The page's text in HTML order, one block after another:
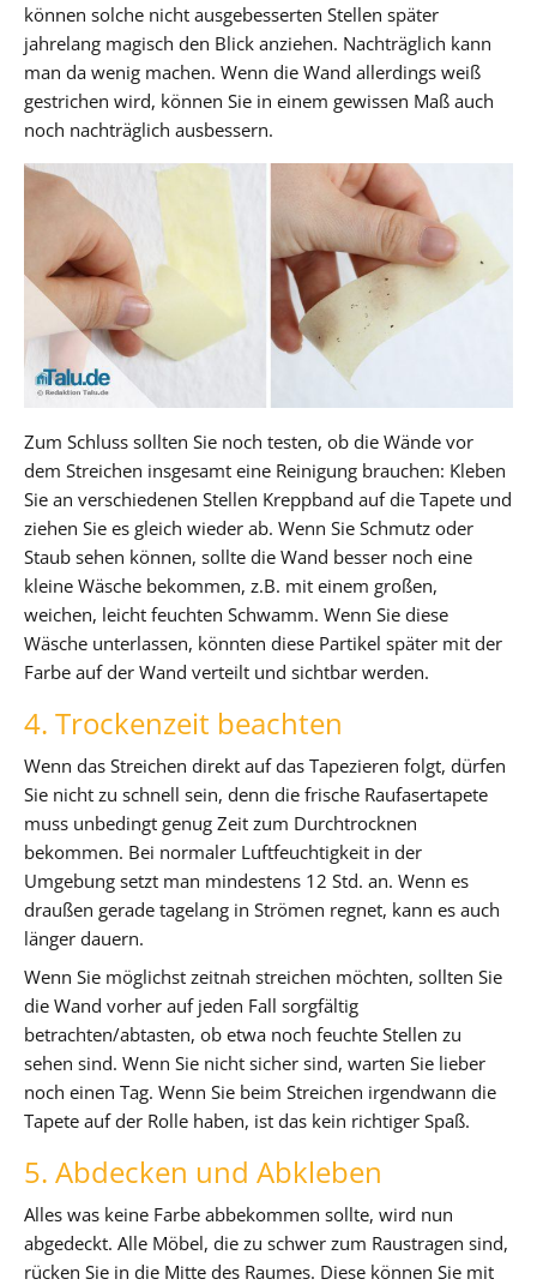
können solche nicht ausgebesserten Stellen später
jahrelang magisch den Blick anziehen. Nachträglich kann
man da wenig machen. Wenn die Wand allerdings weiß
gestrichen wird, können Sie in einem gewissen Maß auch
noch nachträglich ausbessern.
Zum Schluss sollten Sie noch testen, ob die Wände vor
dem Streichen insgesamt eine Reinigung brauchen: Kleben
Sie an verschiedenen Stellen Kreppband auf die Tapete und
ziehen Sie es gleich wieder ab. Wenn Sie Schmutz oder
Staub sehen können, sollte die Wand besser noch eine
kleine Wäsche bekommen, z.B. mit einem großen,
weichen, leicht feuchten Schwamm. Wenn Sie diese
Wäsche unterlassen, könnten diese Partikel später mit der
Farbe auf der Wand verteilt und sichtbar werden.
4. Trockenzeit beachten
Wenn das Streichen direkt auf das Tapezieren folgt, dürfen
Sie nicht zu schnell sein, denn die frische Raufasertapete
muss unbedingt genug Zeit zum Durchtrocknen
bekommen. Bei normaler Luftfeuchtigkeit in der
Umgebung setzt man mindestens 12 Std. an. Wenn es
draußen gerade tagelang in Strömen regnet, kann es auch
länger dauern.
Wenn Sie möglichst zeitnah streichen möchten, sollten Sie
die Wand vorher auf jeden Fall sorgfältig
betrachten/abtasten, ob etwa noch feuchte Stellen zu
sehen sind. Wenn Sie nicht sicher sind, warten Sie lieber
noch einen Tag. Wenn Sie beim Streichen irgendwann die
Tapete auf der Rolle haben, ist das kein richtiger Spaß.
5. Abdecken und Abkleben
Alles was keine Farbe abbekommen sollte, wird nun
abgedeckt. Alle Möbel, die zu schwer zum Raustragen sind,
rücken Sie in die Mitte des Raumes. Diese können Sie mit